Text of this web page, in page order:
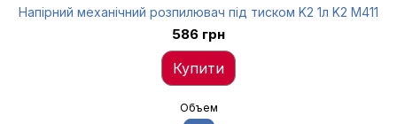
Напірний механічний розпилювач під тиском K2 1л K2 M411
586 грн
Купити
Объем